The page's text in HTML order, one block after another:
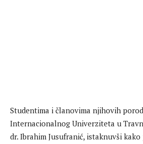
Studentima i članovima njihovih
Internacionalnog Univerziteta u
dr. Ibrahim Jusufranić, istaknuvši